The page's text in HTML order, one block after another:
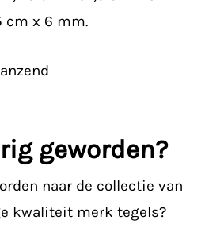
cm x 6 mm.
geworden?
naar de collectie van
kwaliteit merk tegels?